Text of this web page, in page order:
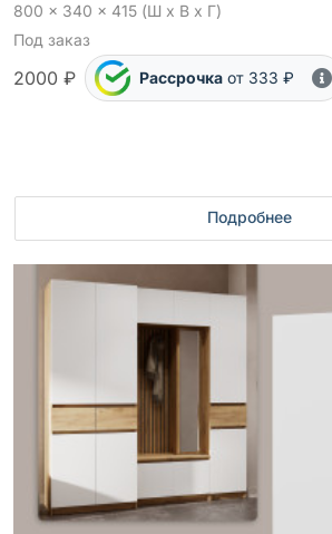
800 x 340 x 415 (Ш x В x Г)
Под заказ
2000 ₽ Рассрочка от 333 ₽
Подробнее